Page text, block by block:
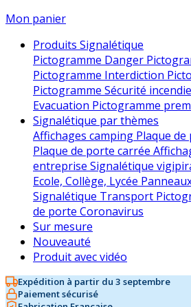
Mon panier
Produits Signalétique
Pictogramme Danger
Pictogramme Interdiction
Pictogramme Sécurité incendie
Evacuation Pictogramme
Signalétique par thèmes
Affichages camping Plaque
Plaque de porte carrée
entreprise Signalétique
Ecole, Collège, Lycée
Signalétique Transport
de porte Coronavirus
Sur mesure
Nouveauté
Produit avec vidéo
Expédition à partir du 3 septembre
Paiement sécurisé